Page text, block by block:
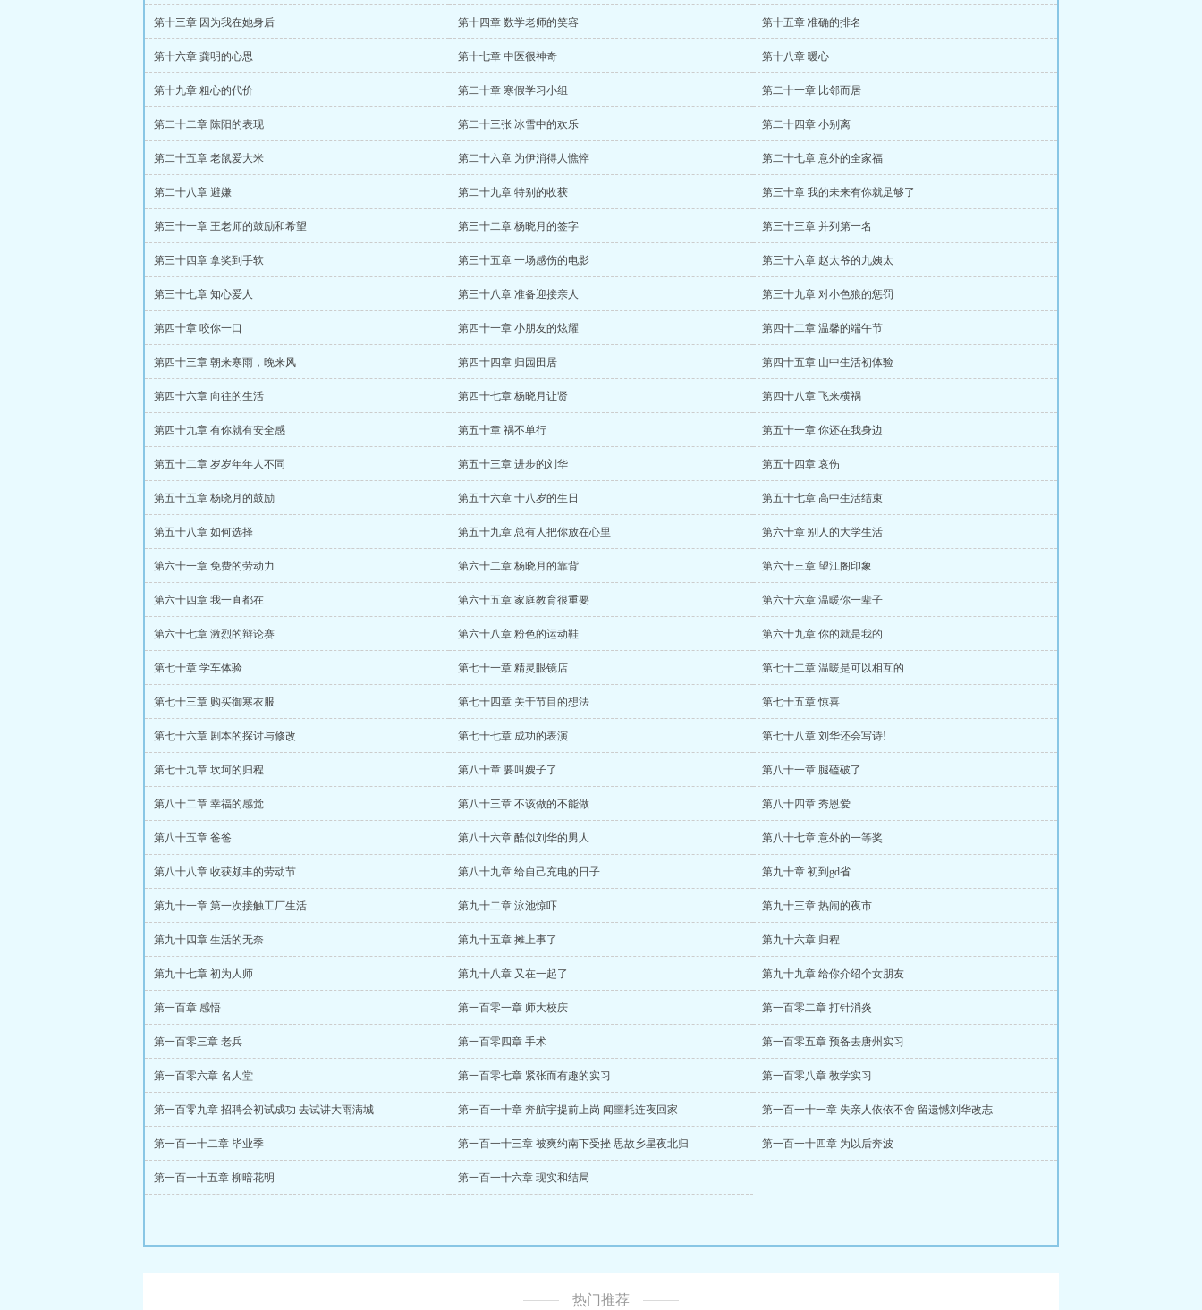
第十三章 因为我在她身后 第十四章 数学老师的笑容 第十五章 准确的排名
第十六章 龚明的心思 第十七章 中医很神奇 第十八章 暖心
第十九章 粗心的代价 第二十章 寒假学习小组 第二十一章 比邻而居
第二十二章 陈阳的表现 第二十三张 冰雪中的欢乐 第二十四章 小别离
第二十五章 老鼠爱大米 第二十六章 为伊消得人憔悴 第二十七章 意外的全家福
第二十八章 避嫌 第二十九章 特别的收获 第三十章 我的未来有你就足够了
第三十一章 王老师的鼓励和希望 第三十二章 杨晓月的签字 第三十三章 并列第一名
第三十四章 拿奖到手软 第三十五章 一场感伤的电影 第三十六章 赵太爷的九姨太
第三十七章 知心爱人 第三十八章 准备迎接亲人 第三十九章 对小色狼的惩罚
第四十章 咬你一口 第四十一章 小朋友的炫耀 第四十二章 温馨的端午节
第四十三章 朝来寒雨，晚来风 第四十四章 归园田居 第四十五章 山中生活初体验
第四十六章 向往的生活 第四十七章 杨晓月让贤 第四十八章 飞来横祸
第四十九章 有你就有安全感 第五十章 祸不单行 第五十一章 你还在我身边
第五十二章 岁岁年年人不同 第五十三章 进步的刘华 第五十四章 哀伤
第五十五章 杨晓月的鼓励 第五十六章 十八岁的生日 第五十七章 高中生活结束
第五十八章 如何选择 第五十九章 总有人把你放在心里 第六十章 别人的大学生活
第六十一章 免费的劳动力 第六十二章 杨晓月的靠背 第六十三章 望江阁印象
第六十四章 我一直都在 第六十五章 家庭教育很重要 第六十六章 温暖你一辈子
第六十七章 激烈的辩论赛 第六十八章 粉色的运动鞋 第六十九章 你的就是我的
第七十章 学车体验 第七十一章 精灵眼镜店 第七十二章 温暖是可以相互的
第七十三章 购买御寒衣服 第七十四章 关于节目的想法 第七十五章 惊喜
第七十六章 剧本的探讨与修改 第七十七章 成功的表演 第七十八章 刘华还会写诗!
第七十九章 坎坷的归程 第八十章 要叫嫂子了 第八十一章 腿磕破了
第八十二章 幸福的感觉 第八十三章 不该做的不能做 第八十四章 秀恩爱
第八十五章 爸爸 第八十六章 酷似刘华的男人 第八十七章 意外的一等奖
第八十八章 收获颇丰的劳动节 第八十九章 给自己充电的日子 第九十章 初到gd省
第九十一章 第一次接触工厂生活 第九十二章 泳池惊吓 第九十三章 热闹的夜市
第九十四章 生活的无奈 第九十五章 摊上事了 第九十六章 归程
第九十七章 初为人师 第九十八章 又在一起了 第九十九章 给你介绍个女朋友
第一百章 感悟 第一百零一章 师大校庆 第一百零二章 打针消炎
第一百零三章 老兵 第一百零四章 手术 第一百零五章 预备去唐州实习
第一百零六章 名人堂 第一百零七章 紧张而有趣的实习 第一百零八章 教学实习
第一百零九章 招聘会初试成功 去试讲大雨满城 第一百一十章 奔航宇提前上岗 闻噩耗连夜回家 第一百一十一章 失亲人依依不舍 留遗憾刘华改志
第一百一十二章 毕业季 第一百一十三章 被爽约南下受挫 思故乡星夜北归 第一百一十四章 为以后奔波
第一百一十五章 柳暗花明 第一百一十六章 现实和结局
热门推荐